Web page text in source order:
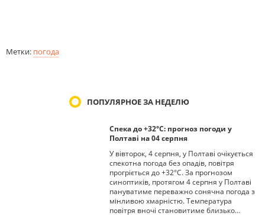
Метки: погода
ПОПУЛЯРНОЕ ЗА НЕДЕЛЮ
Спека до +32°С: прогноз погоди у
Полтаві на 04 серпня
У вівторок, 4 серпня, у Полтаві очікується
спекотна погода без опадів, повітря
прогріється до +32°С. За прогнозом
синоптиків, протягом 4 серпня у Полтаві
пануватиме переважно сонячна погода з
мінливою хмарністю. Температура
повітря вночі становитиме близько…